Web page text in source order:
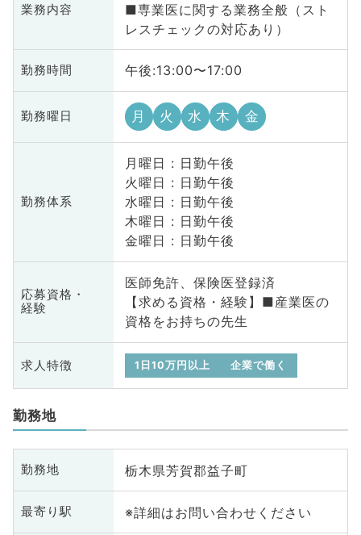
業務内容
■専業医に関する業務全般（スト
レスチェックの対応あり）
勤務時間 午後:13:00〜17:00
勤務曜日 月 火 水 木 金
勤務体系
月曜日 : 日勤午後
火曜日 : 日勤午後
水曜日 : 日勤午後
木曜日 : 日勤午後
金曜日 : 日勤午後
応募資格・
経験
医師免許、保険医登録済
【求める資格・経験】■産業医の
資格をお持ちの先生
求人特徴 1日10万円以上 企業で働く
勤務地
勤務地 栃木県芳賀郡益子町
最寄り駅 ※詳細はお問い合わせください